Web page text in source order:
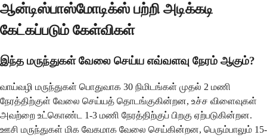
ஆன்டிஸ்பாஸ்மோடிக்ஸ் பற்றி அடிக்கடி
கேட்கப்படும் கேள்விகள்
இந்த மருந்துகள் வேலை செய்ய எவ்வளவு நேரம் ஆகும்?
வாய்வழி மருந்துகள் பொதுவாக 30 நிமிடங்கள் முதல் 2 மணி
நேரத்திற்குள் வேலை செய்யத் தொடங்குகின்றன, உச்ச விளைவுகள்
அவற்றை உட்கொண்ட 1-3 மணி நேரத்திற்குப் பிறகு ஏற்படுகின்றன.
ஊசி மருந்துகள் மிக வேகமாக வேலை செய்கின்றன, பெரும்பாலும் 15-